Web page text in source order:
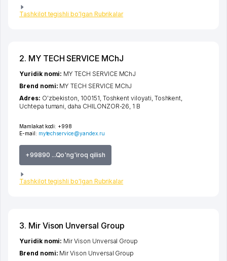
Tashkilot tegishli bo'lgan Rubrikalar
2. MY TECH SERVICE MChJ
Mamlakat kodi: +998
E-mail: mytechservice@yandex.ru
+99890 ...Qo'ng'iroq qilish
Tashkilot tegishli bo'lgan Rubrikalar
Yuridik nomi: MY TECH SERVICE MChJ
Brend nomi: MY TECH SERVICE MChJ
Adres: O'zbekiston, 100151, Toshkent viloyati, Toshkent,
Uchtepa tumani, daha CHILONZOR-26, 1 B
3. Mir Vison Unversal Group
Yuridik nomi: Mir Vison Unversal Group
Brend nomi: Mir Vison Unversal Group